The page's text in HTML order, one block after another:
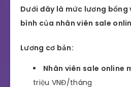
Dưới đây là mức lương bổng
bình của nhân viên sale
Lương cơ bản:
Nhân viên sale online
triệu VNĐ/tháng